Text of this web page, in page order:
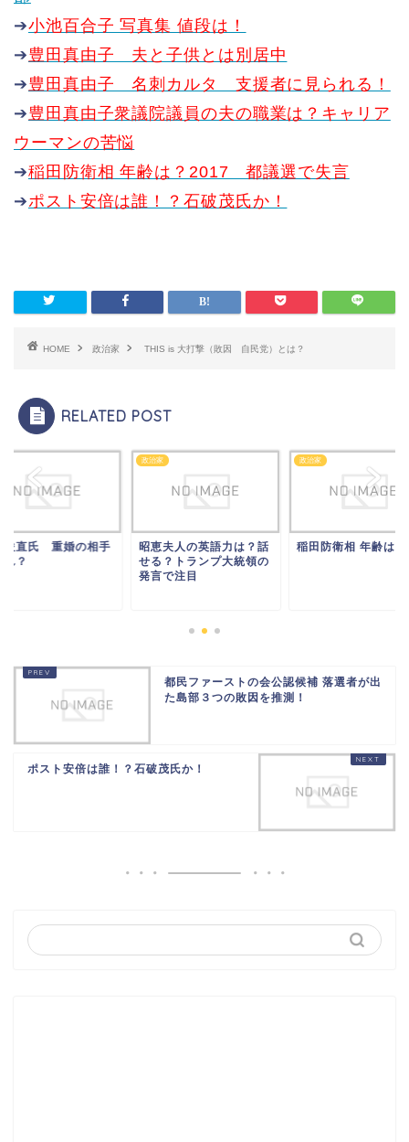
➔小池百合子 写真集 値段は！
➔豊田真由子 夫と子供とは別居中
➔豊田真由子 名刺カルタ 支援者に見られる！
➔豊田真由子衆議院議員の夫の職業は？キャリア
ウーマンの苦悩
➔稲田防衛相 年齢は？2017 都議選で失言
➔ポスト安倍は誰！？石破茂氏か！
HOME 政治家 THIS is 大打撃（敗因 自民党）とは？
RELATED POST
俊直氏 重婚の相手
れ？
政治家
昭恵夫人の英語力は？話
せる？トランプ大統領の
発言で注目
政治家
稲田防衛相 年齢は？
都民ファーストの会公認候補 落選者が出
た島部３つの敗因を推測！
ポスト安倍は誰！？石破茂氏か！